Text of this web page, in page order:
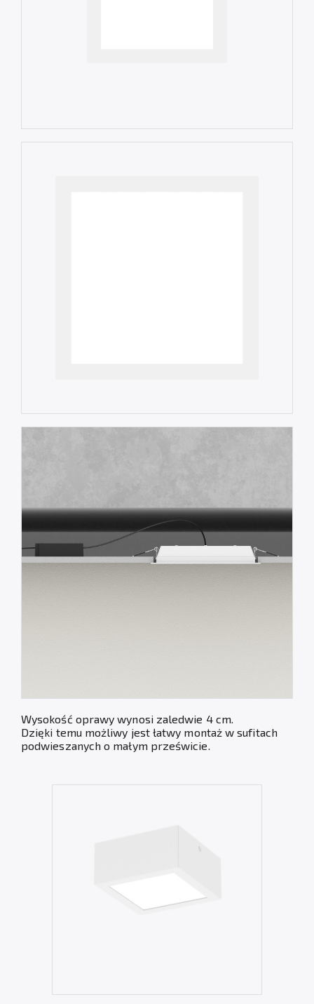
Wysokość oprawy wynosi zaledwie 4 cm.
Dzięki temu możliwy jest łatwy montaż w sufitach
podwieszanych o małym prześwicie.